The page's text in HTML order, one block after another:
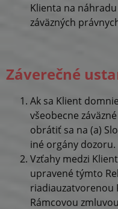
Klienta na
záväzných
Záverečné
Ak sa Klient
všeobecne
obrátiť sa na (a)
iné orgány dozoru.
Vzťahy medzi
upravené týmto
riadiauzatvorenou
Rámcovou